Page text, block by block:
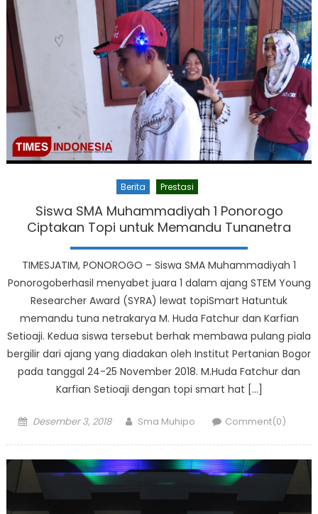
Berita Prestasi
Siswa SMA Muhammadiyah 1 Ponorogo
Ciptakan Topi untuk Memandu Tunanetra
TIMESJATIM, PONOROGO – Siswa SMA Muhammadiyah 1
Ponorogoberhasil menyabet juara 1 dalam ajang STEM Young
Researcher Award (SYRA) lewat topiSmart Hatuntuk
memandu tuna netrakarya M. Huda Fatchur dan Karfian
Setioaji. Kedua siswa tersebut berhak membawa pulang piala
bergilir dari ajang yang diadakan oleh Institut Pertanian Bogor
pada tanggal 24-25 November 2018. M.Huda Fatchur dan
Karfian Setioaji dengan topi smart hat […]
Posted
Desember 3, 2018 Author
Sma Muhipo Comment(0)